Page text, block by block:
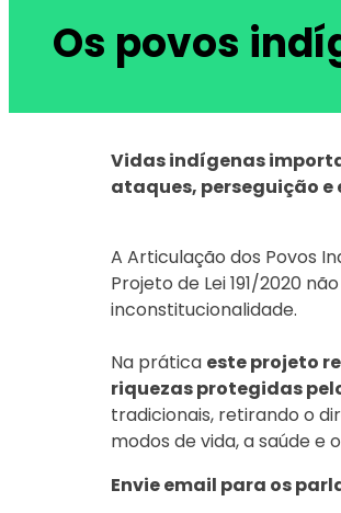
Os povos
Vidas indígenas
ataques, perseguição e
A Articulação dos Povos
Projeto de Lei 191/2020
inconstitucionalidade.
Na prática este projeto
riquezas protegidas
tradicionais, retirando o
modos de vida, a saúde
Envie email para os